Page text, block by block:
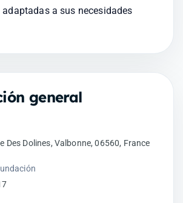
a sus necesidades
general
Des Dolines, Valbonne, 06560, France